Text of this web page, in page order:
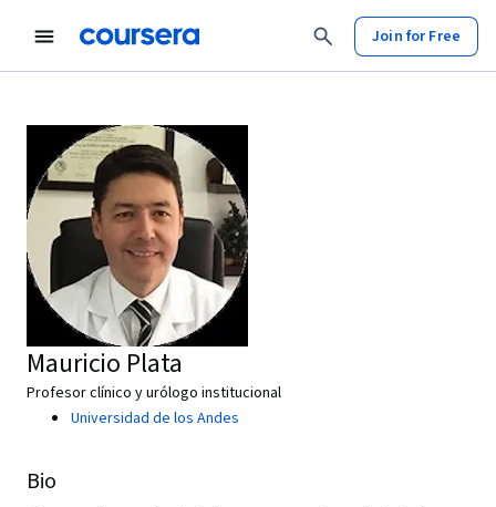
Join for Free
Mauricio Plata
Profesor clínico y urólogo institucional
Universidad de los Andes
Bio